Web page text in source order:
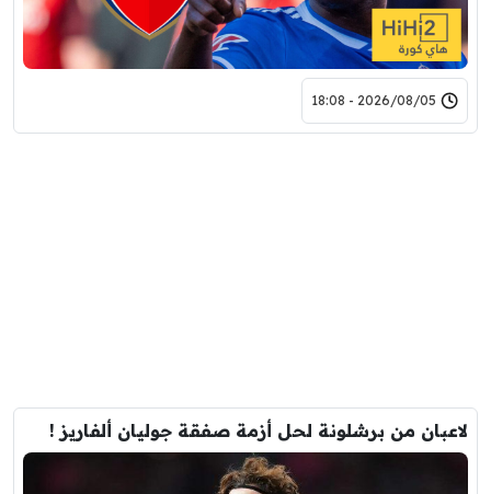
2026/08/05 - 18:08
لاعبان من برشلونة لحل أزمة صفقة جوليان ألفاريز !